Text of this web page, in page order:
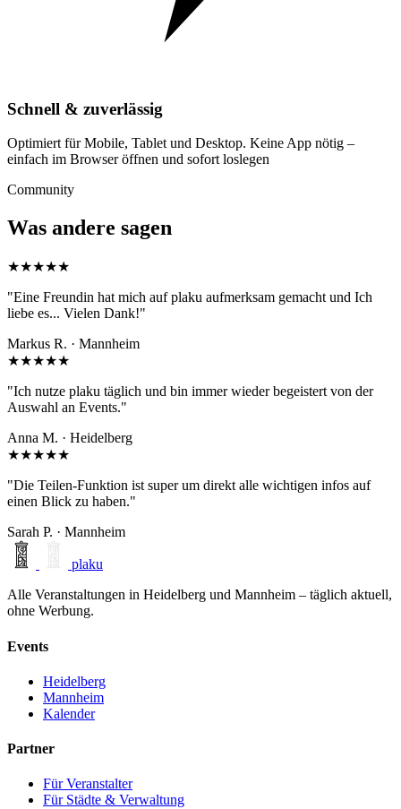
Schnell & zuverlässig
Optimiert für Mobile, Tablet und Desktop. Keine App nötig –
einfach im Browser öffnen und sofort loslegen
Community
Was andere sagen
★★★★★
"Eine Freundin hat mich auf plaku aufmerksam gemacht und Ich
liebe es... Vielen Dank!"
Markus R. · Mannheim
★★★★★
"Ich nutze plaku täglich und bin immer wieder begeistert von der
Auswahl an Events."
Anna M. · Heidelberg
★★★★★
"Die Teilen-Funktion ist super um direkt alle wichtigen infos auf
einen Blick zu haben."
Sarah P. · Mannheim
plaku
Alle Veranstaltungen in Heidelberg und Mannheim – täglich aktuell,
ohne Werbung.
Events
Heidelberg
Mannheim
Kalender
Partner
Für Veranstalter
Für Städte & Verwaltung